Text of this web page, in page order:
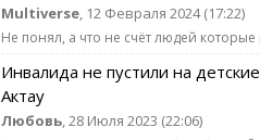
Multiverse, 12 Февраля 2024 (17:22)
Не понял, а что не счёт людей которые
Инвалида не пустили на
Актау
Любовь, 28 Июля 2023 (22:06)